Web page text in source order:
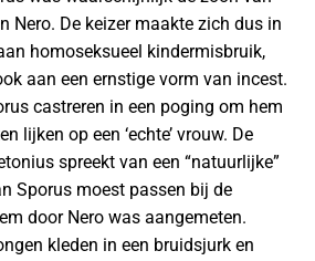
Nero. De keizer maakte zich dus in
homoseksueel kindermisbruik,
aan een ernstige vorm van incest.
castreren in een poging om hem
lijken op een ‘echte’ vrouw. De
spreekt van een “natuurlijke”
Sporus moest passen bij de
door Nero was aangemeten.
kleden in een bruidsjurk en